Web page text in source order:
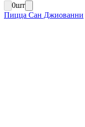
0шт
Пицца Сан Джиованни